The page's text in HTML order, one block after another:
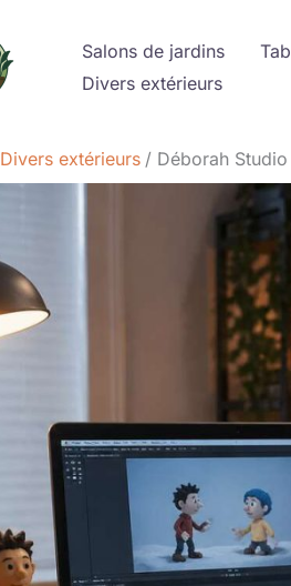
Salons de jardins
Divers extérieurs
Divers extérieurs Déborah